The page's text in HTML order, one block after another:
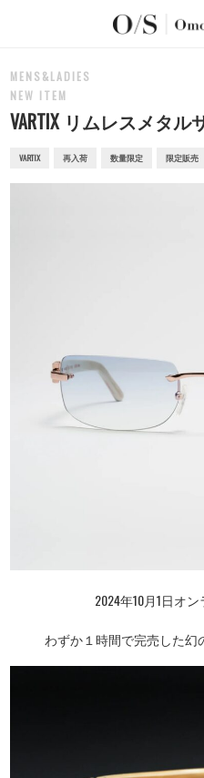
MENS&LADIES
NEW ITEM
VARTIX リムレスメタル
VARTIX 再入荷 数量限定 限定販売
2024年10月1日オ
わずか１時間で完売した幻